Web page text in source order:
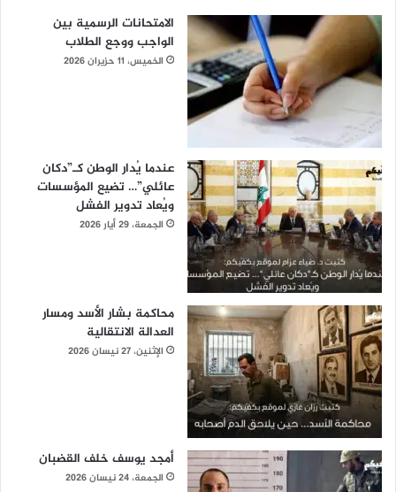
الامتحانات الرسمية بين
الواجب ووجع الطلاب
الخميس، 11 حزيران 2026
عندما يُدار الوطن كـ”دكان
عائلي”… تضيع المؤسسات
ويُعاد تدوير الفشل
الجمعة، 29 أيار 2026
محاكمة بشار الأسد ومسار
العدالة الانتقالية
الإثنين، 27 نيسان 2026
أمجد يوسف خلف القضبان
الجمعة، 24 نيسان 2026